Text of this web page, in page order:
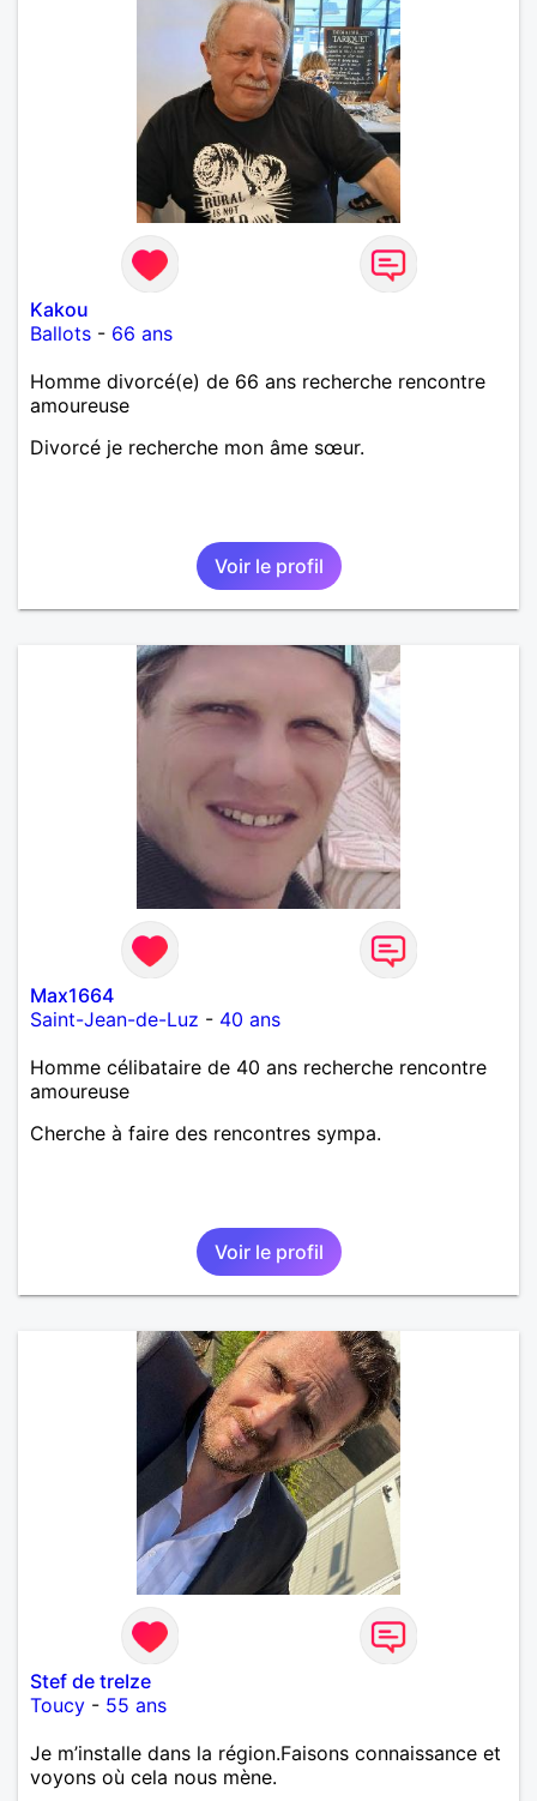
Kakou
Ballots - 66 ans
Homme divorcé(e) de 66 ans recherche rencontre
amoureuse
Divorcé je recherche mon âme sœur.
Voir le profil
Max1664
Saint-Jean-de-Luz - 40 ans
Homme célibataire de 40 ans recherche rencontre
amoureuse
Cherche à faire des rencontres sympa.
Voir le profil
Stef de treIze
Toucy - 55 ans
Je m’installe dans la région.Faisons connaissance et
voyons où cela nous mène.